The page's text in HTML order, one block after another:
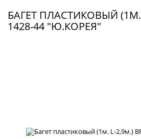
БАГЕТ ПЛАСТИКОВЫЙ (1М.
1428-44 "Ю.КОРЕЯ"